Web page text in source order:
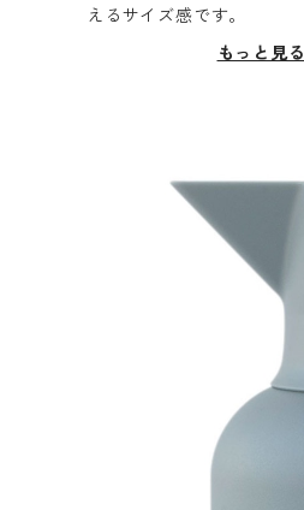
えるサイズ感です。
もっと見る